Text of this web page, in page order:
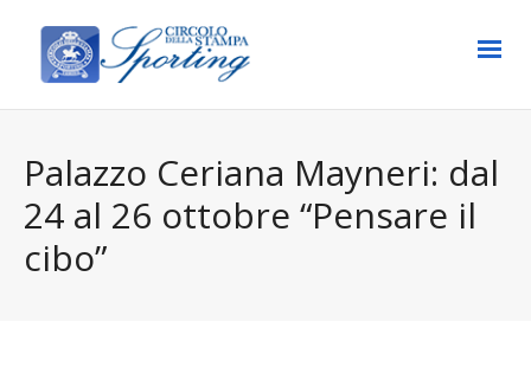
Palazzo Ceriana Mayneri: dal
24 al 26 ottobre “Pensare il
cibo”